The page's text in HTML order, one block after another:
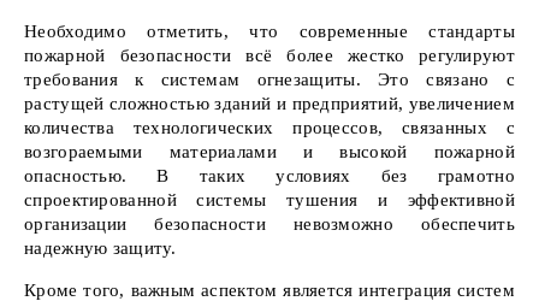
Необходимо отметить, что современные стандарты
пожарной безопасности всё более жестко регулируют
требования к системам огнезащиты. Это связано с
растущей сложностью зданий и предприятий, увеличением
количества технологических процессов, связанных с
возгораемыми материалами и высокой пожарной
опасностью. В таких условиях без грамотно
спроектированной системы тушения и эффективной
организации безопасности невозможно обеспечить
надежную защиту.
Кроме того, важным аспектом является интеграция систем